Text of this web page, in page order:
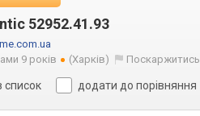
52952.41.93
9 років
(Харків) Поскаржитись
список додати до порівняння